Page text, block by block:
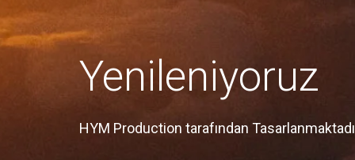
Yenileniyoruz
HYM Production tarafından